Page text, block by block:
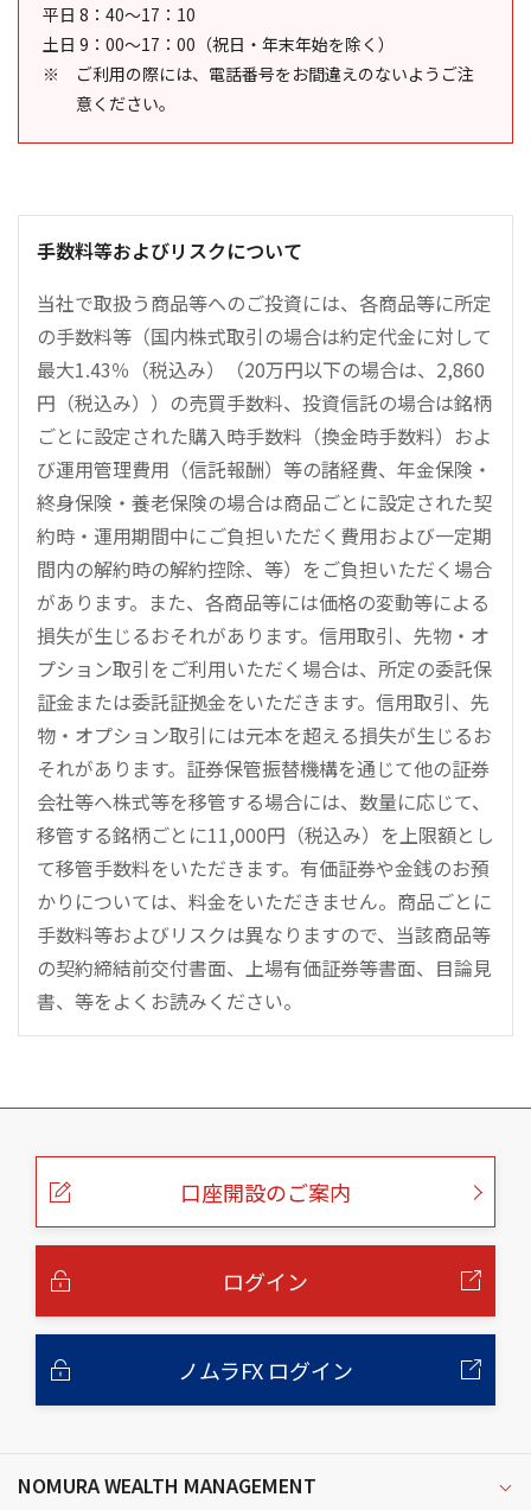
平日 8：40～17：10
土日 9：00～17：00（祝日・年末年始を除く）
ご利用の際には、電話番号をお間違えのないようご注
意ください。
手数料等およびリスクについて
当社で取扱う商品等へのご投資には、各商品等に所定
の手数料等（国内株式取引の場合は約定代金に対して
最大1.43％（税込み）（20万円以下の場合は、2,860
円（税込み））の売買手数料、投資信託の場合は銘柄
ごとに設定された購入時手数料（換金時手数料）およ
び運用管理費用（信託報酬）等の諸経費、年金保険・
終身保険・養老保険の場合は商品ごとに設定された契
約時・運用期間中にご負担いただく費用および一定期
間内の解約時の解約控除、等）をご負担いただく場合
があります。また、各商品等には価格の変動等による
損失が生じるおそれがあります。信用取引、先物・オ
プション取引をご利用いただく場合は、所定の委託保
証金または委託証拠金をいただきます。信用取引、先
物・オプション取引には元本を超える損失が生じるお
それがあります。証券保管振替機構を通じて他の証券
会社等へ株式等を移管する場合には、数量に応じて、
移管する銘柄ごとに11,000円（税込み）を上限額とし
て移管手数料をいただきます。有価証券や金銭のお預
かりについては、料金をいただきません。商品ごとに
手数料等およびリスクは異なりますので、当該商品等
の契約締結前交付書面、上場有価証券等書面、目論見
書、等をよくお読みください。
こ
口座開設のご案内
ログイン
ノムラFX ログイン
NOMURA WEALTH MANAGEMENT